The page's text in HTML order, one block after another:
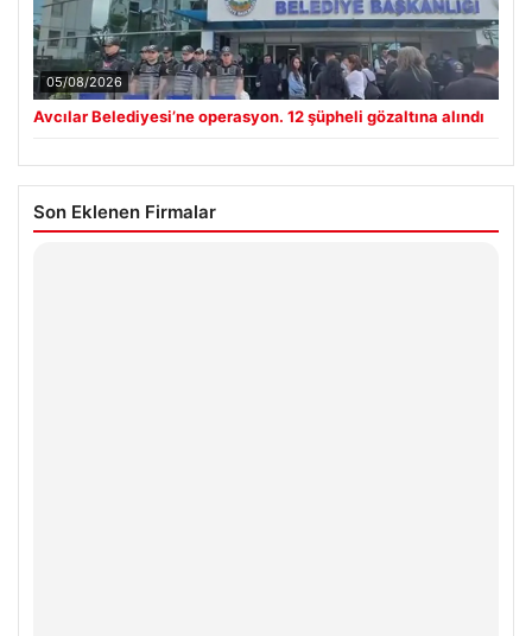
05/08/2026
Avcılar Belediyesi’ne operasyon. 12 şüpheli gözaltına alındı
Son Eklenen Firmalar